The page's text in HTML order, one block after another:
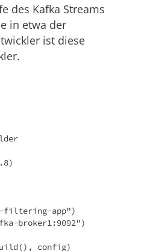
des Kafka Streams
in etwa der
ist diese